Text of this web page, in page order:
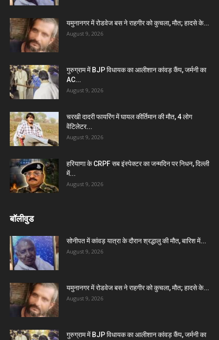
यमुनानगर में रोडवेज बस ने राहगीर को कुचला, मौत; हादसे के...
August 9, 2026
गुरुग्राम में BJP विधायक का आलीशान कांवड़ कैंप, जर्मनी का
AC...
August 9, 2026
चरखी दादरी फायरिंग में घायल कीर्तिमान की मौत, 4 लोग
वेंटिलेटर...
August 9, 2026
हरियाणा के CRPF सब इंस्पेक्टर का जन्मदिन पर निधन, दिल्ली
में...
August 9, 2026
बॉलीवुड
सोनीपत में कांवड़ यात्रा के दौरान श्रद्धालु की मौत, बारिश में...
August 9, 2026
यमुनानगर में रोडवेज बस ने राहगीर को कुचला, मौत; हादसे के...
August 9, 2026
गुरुग्राम में BJP विधायक का आलीशान कांवड़ कैंप, जर्मनी का